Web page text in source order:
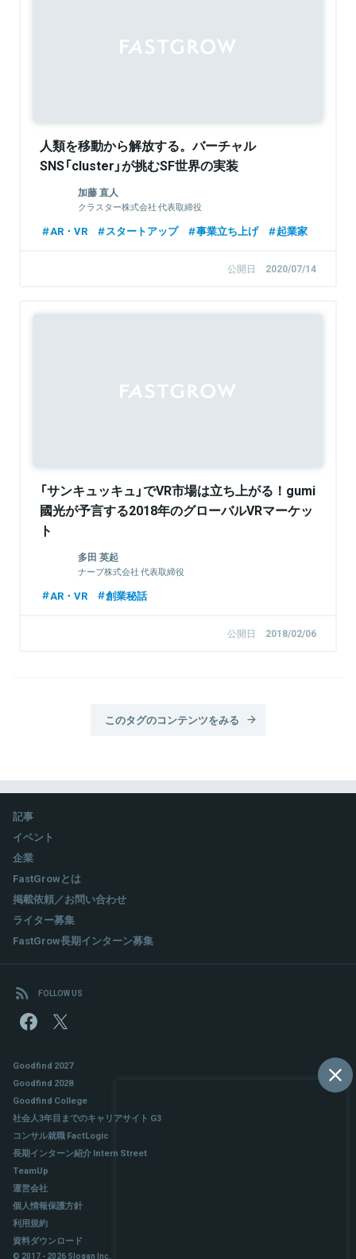
人類を移動から解放する。バーチャル
SNS「cluster」が挑むSF世界の実装
加藤 直人
クラスター株式会社 代表取締役
AR・VR スタートアップ 事業立ち上げ 起業家
公開日 2020/07/14
「サンキュッキュ」でVR市場は立ち上がる！gumi
國光が予言する2018年のグローバルVRマーケッ
ト
多田 英起
ナーブ株式会社 代表取締役
AR・VR 創業秘話
公開日 2018/02/06
このタグのコンテンツをみる
記事
イベント
企業
FastGrowとは
掲載依頼／お問い合わせ
ライター募集
FastGrow長期インターン募集
FOLLOW US
Goodfind 2027
Goodfind 2028
Goodfind College
社会人3年目までのキャリアサイト G3
コンサル就職 FactLogic
長期インターン紹介 Intern Street
TeamUp
運営会社
個人情報保護方針
利用規約
資料ダウンロード
© 2017 - 2026 Slogan Inc.